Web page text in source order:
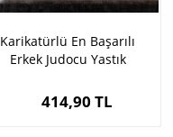
Karikatürlü En Başarılı
Erkek Judocu Yastık
414,90 TL